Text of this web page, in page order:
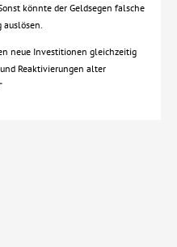
könnte der Geldsegen falsche
neue Investitionen gleichzeitig
Reaktivierungen alter